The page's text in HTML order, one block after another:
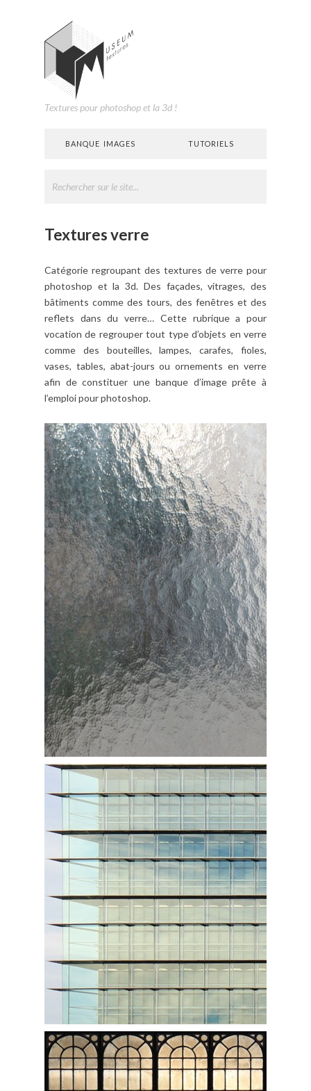
Textures pour photoshop et la 3d !
BANQUE IMAGES TUTORIELS
Textures verre
Catégorie regroupant des textures de verre pour
photoshop et la 3d. Des façades, vitrages, des
bâtiments comme des tours, des fenêtres et des
reflets dans du verre… Cette rubrique a pour
vocation de regrouper tout type d’objets en verre
comme des bouteilles, lampes, carafes, fioles,
vases, tables, abat-jours ou ornements en verre
afin de constituer une banque d’image prête à
l’emploi pour photoshop.